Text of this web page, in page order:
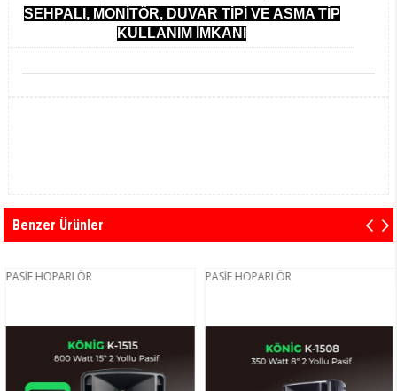
SEHPALI, MONİTÖR, DUVAR TİPİ VE ASMA TİP
KULLANIM İMKANI
Benzer Ürünler
HOPARLÖR PASİF HOPARLÖR